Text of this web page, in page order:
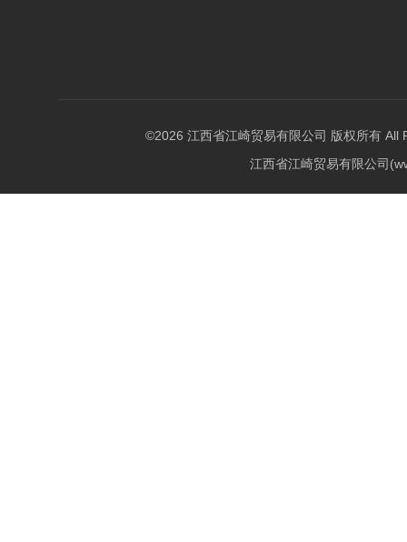
©2026 江西省江崎贸易有限公司 版权所有 All
江西省江崎贸易有限公司